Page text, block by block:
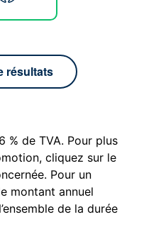
résultats
% de TVA. Pour plus
cliquez sur le
Pour un
montant annuel
de la durée